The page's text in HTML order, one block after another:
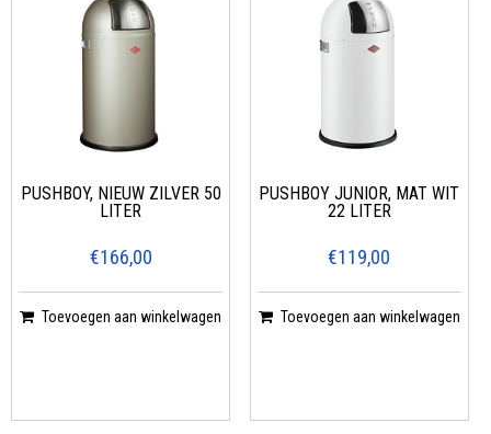
PUSHBOY, NIEUW ZILVER 50
LITER
€166,00
Toevoegen aan winkelwagen
PUSHBOY JUNIOR, MAT WIT
22 LITER
€119,00
Toevoegen aan winkelwagen